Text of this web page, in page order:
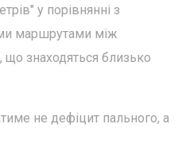
у порівнянні з
маршрутами між
знаходяться близько
не дефіцит пального, а